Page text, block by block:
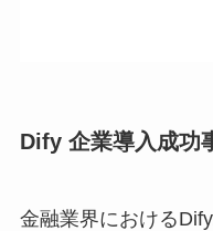
Dify 企業導入成功
金融業界における